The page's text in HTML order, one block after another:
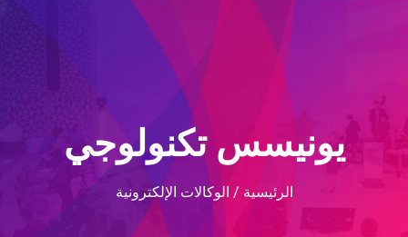
يونيسس تكنولوجي
الرئيسية / الوكالات الإلكترونية